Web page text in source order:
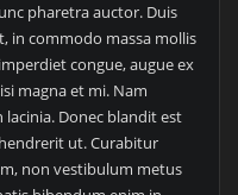
pharetra auctor. Duis
in commodo massa mollis
congue, augue ex
magna et mi. Nam
Donec blandit est
ut. Curabitur
non vestibulum metus